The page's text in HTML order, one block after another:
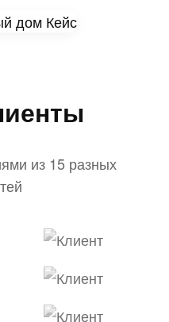
из 15 разных